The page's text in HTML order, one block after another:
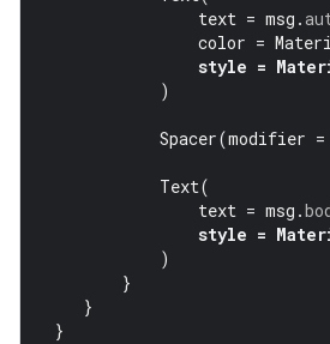
text = msg .
color =
style =
)
Spacer(modifier =
Text(
text = msg .
style =
)
}
}
}